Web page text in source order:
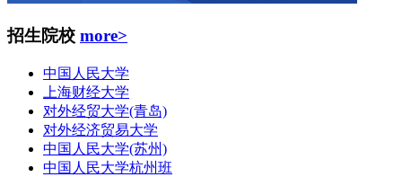
招生院校 more>
中国人民大学
上海财经大学
对外经贸大学(青岛)
对外经济贸易大学
中国人民大学(苏州)
中国人民大学杭州班